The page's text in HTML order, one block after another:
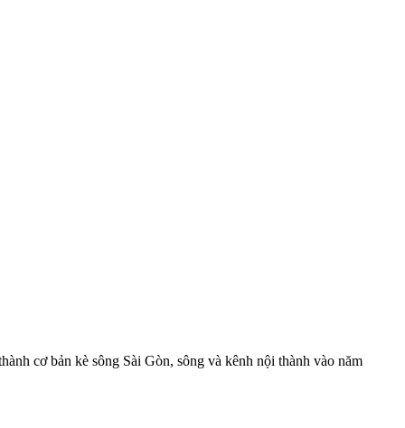
cơ bản kè sông Sài Gòn, sông và kênh nội thành vào năm